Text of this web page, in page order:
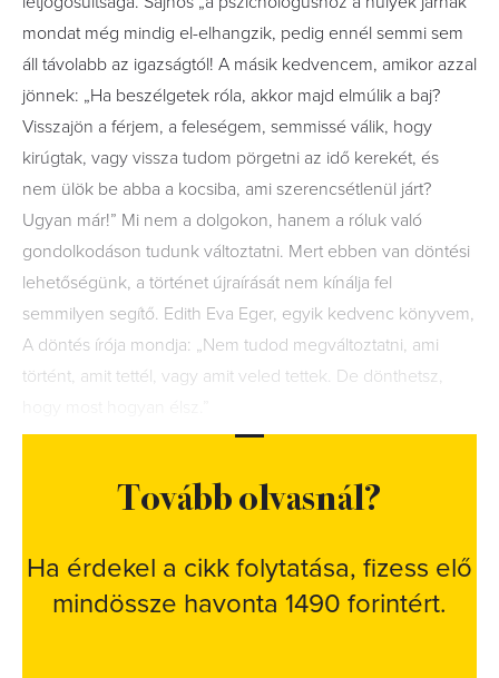
mondat még mindig el-elhangzik, pedig ennél semmi sem
áll távolabb az igazságtól! A másik kedvencem, amikor azzal
jönnek: „Ha beszélgetek róla, akkor majd elmúlik a baj?
Visszajön a férjem, a feleségem, semmissé válik, hogy
kirúgtak, vagy vissza tudom pörgetni az idő kerekét, és
nem ülök be abba a kocsiba, ami szerencsétlenül járt?
Ugyan már!” Mi nem a dolgokon, hanem a róluk való
gondolkodáson tudunk változtatni. Mert ebben van döntési
lehetőségünk, a történet újraírását nem kínálja fel
semmilyen segítő. Edith Eva Eger, egyik kedvenc könyvem,
A döntés írója mondja: „Nem tudod megváltoztatni, ami
történt, amit tettél, vagy amit veled tettek. De dönthetsz,
Tovább olvasnál?
Ha érdekel a cikk folytatása, fizess elő
mindössze havonta 1490 forintért.